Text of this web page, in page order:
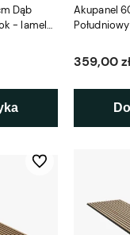
Dąb
- lamele
Akupanel
359,00
Do ulubionych